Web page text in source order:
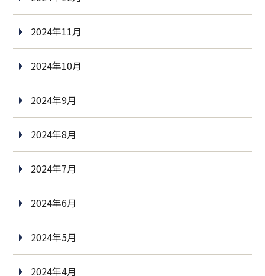
2024年11月
2024年10月
2024年9月
2024年8月
2024年7月
2024年6月
2024年5月
2024年4月